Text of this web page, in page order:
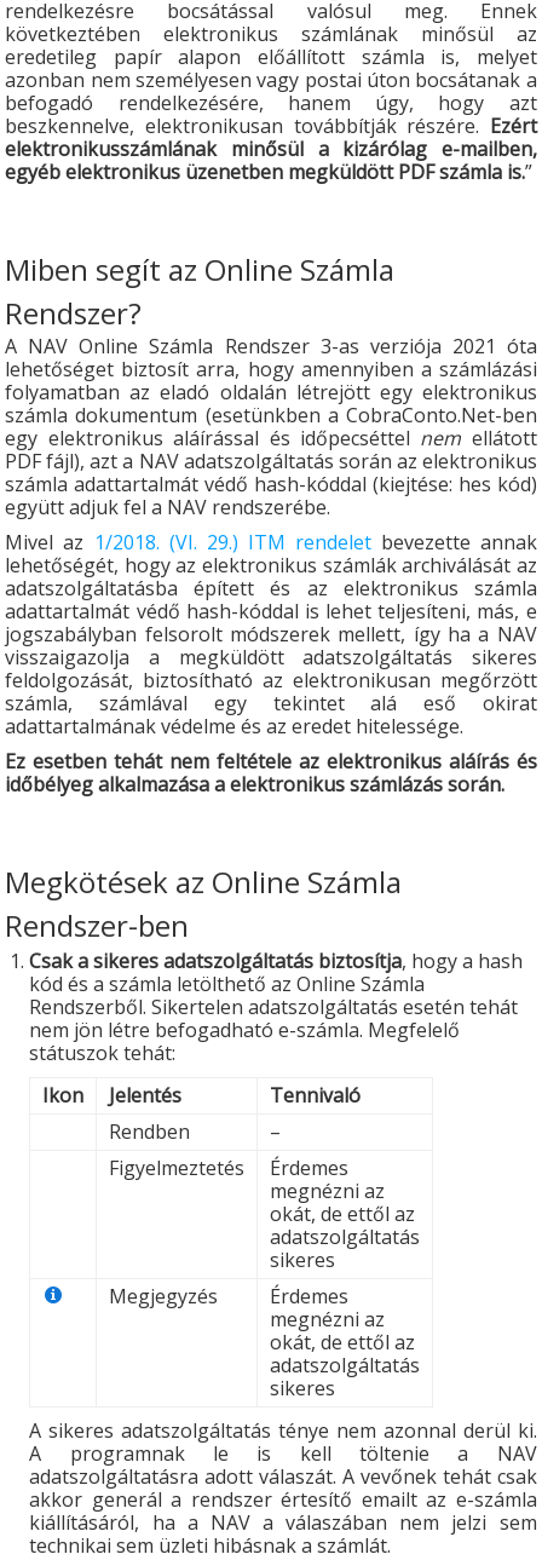
rendelkezésre bocsátással valósul meg. Ennek
következtében elektronikus számlának minősül az
eredetileg papír alapon előállított számla is, melyet
azonban nem személyesen vagy postai úton bocsátanak a
befogadó rendelkezésére, hanem úgy, hogy azt
beszkennelve, elektronikusan továbbítják részére. Ezért
elektronikusszámlának minősül a kizárólag e-mailben,
egyéb elektronikus üzenetben megküldött PDF számla is.”
Miben segít az Online Számla
Rendszer?
A NAV Online Számla Rendszer 3-as verziója 2021 óta
lehetőséget biztosít arra, hogy amennyiben a számlázási
folyamatban az eladó oldalán létrejött egy elektronikus
számla dokumentum (esetünkben a CobraConto.Net-ben
egy elektronikus aláírással és időpecséttel nem ellátott
PDF fájl), azt a NAV adatszolgáltatás során az elektronikus
számla adattartalmát védő hash-kóddal (kiejtése: hes kód)
együtt adjuk fel a NAV rendszerébe.
Mivel az 1/2018. (VI. 29.) ITM rendeletbevezette annak
lehetőségét, hogy az elektronikus számlák archiválását az
adatszolgáltatásba épített és az elektronikus számla
adattartalmát védő hash-kóddal is lehet teljesíteni, más, e
jogszabályban felsorolt módszerek mellett, így ha a NAV
visszaigazolja a megküldött adatszolgáltatás sikeres
feldolgozását, biztosítható az elektronikusan megőrzött
számla, számlával egy tekintet alá eső okirat
adattartalmának védelme és az eredet hitelessége.
Ez esetben tehát nem feltétele az elektronikus aláírás és
időbélyeg alkalmazása a elektronikus számlázás során.
Megkötések az Online Számla
Rendszer-ben
Csak a sikeres adatszolgáltatás biztosítja, hogy a hash
kód és a számla letölthető az Online Számla
Rendszerből. Sikertelen adatszolgáltatás esetén tehát
nem jön létre befogadható e-számla. Megfelelő
státuszok tehát:
Ikon
Jelentés
Tennivaló
Rendben
–
Figyelmeztetés
Érdemes
megnézni az
okát, de ettől az
adatszolgáltatás
sikeres
Megjegyzés
Érdemes
megnézni az
okát, de ettől az
adatszolgáltatás
sikeres
A sikeres adatszolgáltatás ténye nem azonnal derül ki.
A programnak le is kell töltenie a NAV
adatszolgáltatásra adott válaszát. A vevőnek tehát csak
akkor generál a rendszer értesítő emailt az e-számla
kiállításáról, ha a NAV a válaszában nem jelzi sem
technikai sem üzleti hibásnak a számlát.